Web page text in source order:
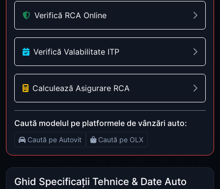
Verifică RCA Online
Verifică Valabilitate ITP
Calculează Asigurare RCA
Caută modelul pe platformele de vânzări auto:
Caută pe Autovit Caută pe OLX
Ghid Specificații Tehnice & Date Auto